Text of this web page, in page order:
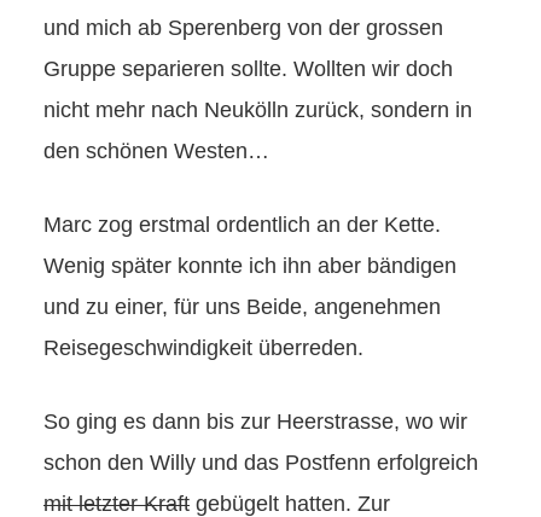
und mich ab Sperenberg von der grossen
Gruppe separieren sollte. Wollten wir doch
nicht mehr nach Neukölln zurück, sondern in
den schönen Westen…
Marc zog erstmal ordentlich an der Kette.
Wenig später konnte ich ihn aber bändigen
und zu einer, für uns Beide, angenehmen
Reisegeschwindigkeit überreden.
So ging es dann bis zur Heerstrasse, wo wir
schon den Willy und das Postfenn erfolgreich
mit letzter Kraft gebügelt hatten. Zur